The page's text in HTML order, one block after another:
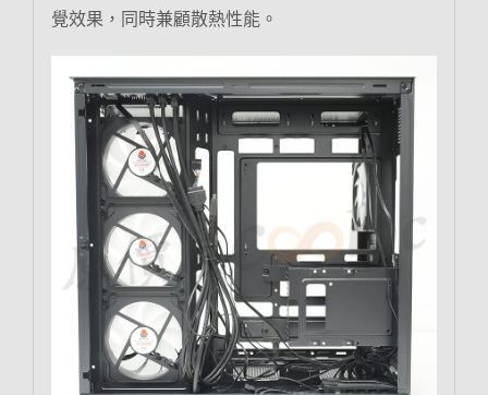
覺效果，同時兼顧散熱性能。